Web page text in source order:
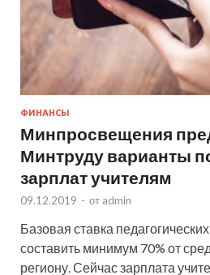
ФИНАНСЫ
Минпросвещения
Минтруду варианты
зарплат учителям
09.12.2019 - от admin
Базовая ставка
составить минимум 70% от
региону. Сейчас зарплата